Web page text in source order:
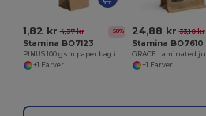
1,82 kr 4,37 kr -58%
Stamina BO7123
+1 Farver
24,88 kr 33,10 kr
Stamina BO7610
+1 Farver